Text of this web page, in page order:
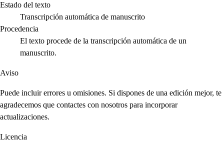
Estado del texto
Transcripción automática de manuscrito
Procedencia
El texto procede de la transcripción automática de un
manuscrito.
Aviso
Puede incluir errores u omisiones. Si dispones de una edición mejor, te
agradecemos que contactes con nosotros para incorporar
actualizaciones.
Licencia